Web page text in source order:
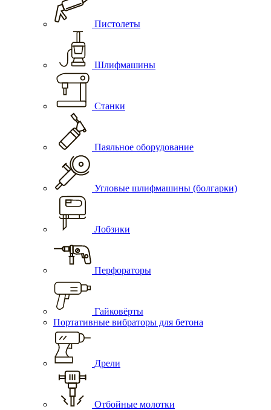
Пистолеты
Шлифмашины
Станки
Паяльное оборудование
Угловые шлифмашины (болгарки)
Лобзики
Перфораторы
Гайковёрты
Портативные вибраторы для бетона
Дрели
Отбойные молотки